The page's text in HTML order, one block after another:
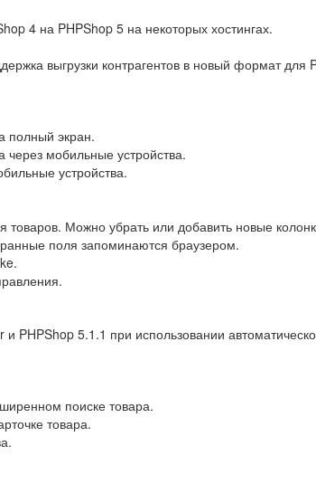
4 на PHPShop 5 на некоторых хостингах.
выгрузки контрагентов в новый формат для
полный экран.
через мобильные устройства.
устройства.
товаров. Можно убрать или добавить новые
поля запоминаются браузером.
PHPShop 5.1.1 при использовании
поиске товара.
товара.